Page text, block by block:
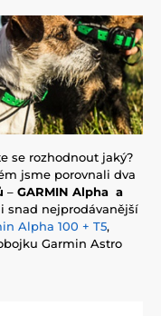
se rozhodnout jaký?
jsme porovnali dva
– GARMIN Alpha a
snad nejprodávanější
Alpha 100 + T5,
Garmin Astro